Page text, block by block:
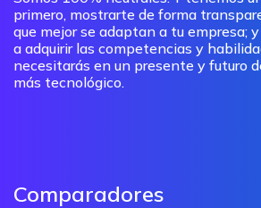
primero, mostrarte de forma
que mejor se adaptan a tu empresa;
a adquirir las competencias y
necesitarás en un presente y futuro
más tecnológico.
Comparadores